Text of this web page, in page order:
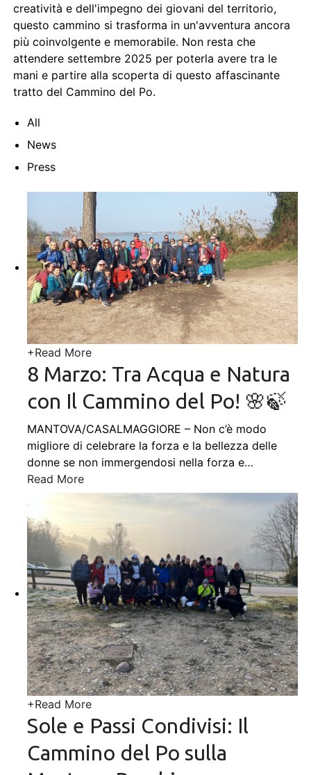
creatività e dell'impegno dei giovani del territorio,
questo cammino si trasforma in un'avventura ancora
più coinvolgente e memorabile. Non resta che
attendere settembre 2025 per poterla avere tra le
mani e partire alla scoperta di questo affascinante
tratto del Cammino del Po.
All
News
Press
+Read More
8 Marzo: Tra Acqua e Natura
con Il Cammino del Po! 🌸🍃
MANTOVA/CASALMAGGIORE – Non c’è modo
migliore di celebrare la forza e la bellezza delle
donne se non immergendosi nella forza e…
Read More
+Read More
Sole e Passi Condivisi: Il
Cammino del Po sulla